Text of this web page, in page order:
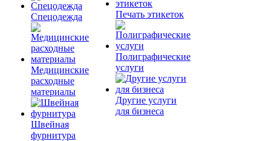
Спецодежда
Медицинские
расходные
материалы
Швейная
фурнитура
Печать этикеток
Полиграфические
услуги
Другие услуги
для бизнеса